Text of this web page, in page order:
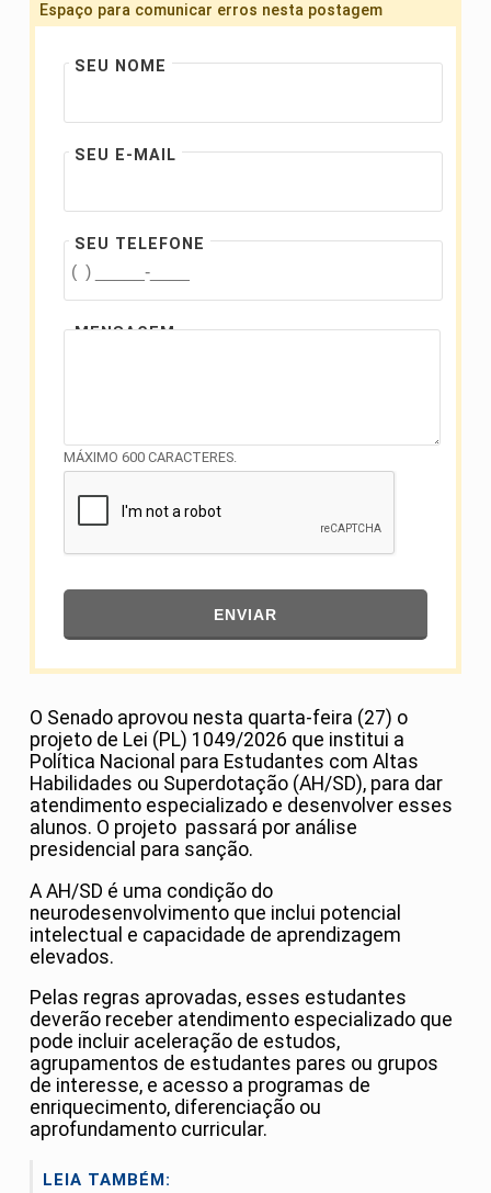
Espaço para comunicar erros nesta postagem
SEU NOME
SEU E-MAIL
SEU TELEFONE
MENSAGEM
MÁXIMO 600 CARACTERES.
ENVIAR
O Senado aprovou nesta quarta-feira (27) o
projeto de Lei (PL) 1049/2026 que institui a
Política Nacional para Estudantes com Altas
Habilidades ou Superdotação (AH/SD), para dar
atendimento especializado e desenvolver esses
alunos. O projeto passará por análise
presidencial para sanção.
A AH/SD é uma condição do
neurodesenvolvimento que inclui potencial
intelectual e capacidade de aprendizagem
elevados.
Pelas regras aprovadas, esses estudantes
deverão receber atendimento especializado que
pode incluir aceleração de estudos,
agrupamentos de estudantes pares ou grupos
de interesse, e acesso a programas de
enriquecimento, diferenciação ou
aprofundamento curricular.
LEIA TAMBÉM: